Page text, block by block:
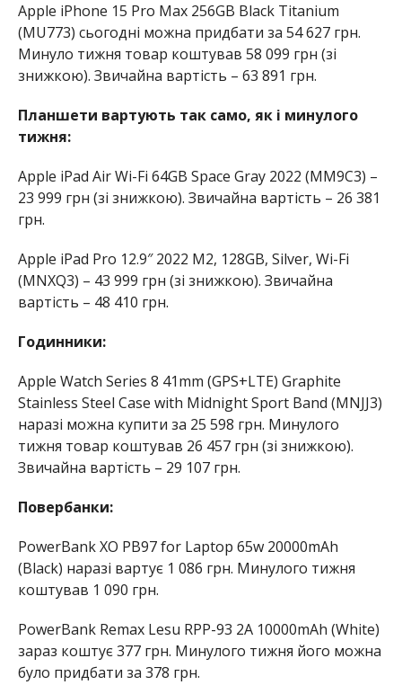
Apple iPhone 15 Pro Max 256GB Black Titanium
(MU773) сьогодні можна придбати за 54 627 грн.
Минуло тижня товар коштував 58 099 грн (зі
знижкою). Звичайна вартість – 63 891 грн.
Планшети вартують так само, як і минулого
тижня:
Apple iPad Air Wi-Fi 64GB Space Gray 2022 (MM9C3) –
23 999 грн (зі знижкою). Звичайна вартість – 26 381
грн.
Apple iPad Pro 12.9″ 2022 M2, 128GB, Silver, Wi-Fi
(MNXQ3) – 43 999 грн (зі знижкою). Звичайна
вартість – 48 410 грн.
Годинники:
Apple Watch Series 8 41mm (GPS+LTE) Graphite
Stainless Steel Case with Midnight Sport Band (MNJJ3)
наразі можна купити за 25 598 грн. Минулого
тижня товар коштував 26 457 грн (зі знижкою).
Звичайна вартість – 29 107 грн.
Повербанки:
PowerBank XO PB97 for Laptop 65w 20000mAh
(Black) наразі вартує 1 086 грн. Минулого тижня
коштував 1 090 грн.
PowerBank Remax Lesu RPP-93 2A 10000mAh (White)
зараз коштує 377 грн. Минулого тижня його можна
було придбати за 378 грн.